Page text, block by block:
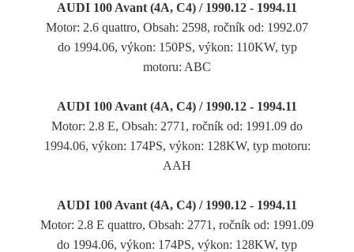
AUDI 100 Avant (4A, C4) / 1990.12 - 1994.11
Motor: 2.6 quattro, Obsah: 2598, ročník od: 1992.07
do 1994.06, výkon: 150PS, výkon: 110KW, typ
motoru: ABC
AUDI 100 Avant (4A, C4) / 1990.12 - 1994.11
Motor: 2.8 E, Obsah: 2771, ročník od: 1991.09 do
1994.06, výkon: 174PS, výkon: 128KW, typ motoru:
AAH
AUDI 100 Avant (4A, C4) / 1990.12 - 1994.11
Motor: 2.8 E quattro, Obsah: 2771, ročník od: 1991.09
do 1994.06, výkon: 174PS, výkon: 128KW, typ